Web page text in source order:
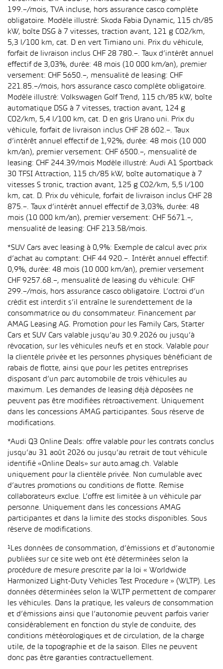
199.–/mois, TVA incluse, hors assurance casco complète
obligatoire. Modèle illustré: Skoda Fabia Dynamic, 115 ch/85
kW, boîte DSG à 7 vitesses, traction avant, 121 g CO2/km,
5,3 l/100 km, cat. D en vert Timiano uni. Prix du véhicule,
forfait de livraison inclus CHF 28 780.–. Taux d’intérêt annuel
effectif de 3,03%, durée: 48 mois (10 000 km/an), premier
versement: CHF 5650.–, mensualité de leasing: CHF
221.85.–/mois, hors assurance casco complète obligatoire.
Modèle illustré: Volkswagen Golf Trend, 115 ch/85 kW, boîte
automatique DSG à 7 vitesses, traction avant, 124 g
CO2/km, 5,4 l/100 km, cat. D en gris Urano uni. Prix du
véhicule, forfait de livraison inclus CHF 28 602.–. Taux
d’intérêt annuel effectif de 1,92%, durée: 48 mois (10 000
km/an), premier versement: CHF 6500.–, mensualité de
leasing: CHF 244.39/mois Modèle illustré: Audi A1 Sportback
30 TFSI Attraction, 115 ch/85 kW, boîte automatique à 7
vitesses S tronic, traction avant, 125 g CO2/km, 5,5 l/100
km, cat. D. Prix du véhicule, forfait de livraison inclus CHF 28
875.–. Taux d’intérêt annuel effectif de 3,03%, durée: 48
mois (10 000 km/an), premier versement: CHF 5671.–,
mensualité de leasing: CHF 213.58/mois.
*SUV Cars avec leasing à 0,9%: Exemple de calcul avec prix
d’achat au comptant: CHF 44 920.–. Intérêt annuel effectif:
0,9%, durée: 48 mois (10 000 km/an), premier versement
CHF 9257.68.–, mensualité de leasing du véhicule: CHF
299.–/mois, hors assurance casco obligatoire. L’octroi d’un
crédit est interdit s’il entraîne le surendettement de la
consommatrice ou du consommateur. Financement par
AMAG Leasing AG. Promotion pour les Family Cars, Starter
Cars et SUV Cars valable jusqu’au 30.9.2026 ou jusqu’à
révocation, sur les véhicules neufs et en stock. Valable pour
la clientèle privée et les personnes physiques bénéficiant de
rabais de flotte, ainsi que pour les petites entreprises
disposant d’un parc automobile de trois véhicules au
maximum. Les demandes de leasing déjà déposées ne
peuvent pas être modifiées rétroactivement. Uniquement
dans les concessions AMAG participantes. Sous réserve de
modifications.
*Audi Q3 Online Deals: offre valable pour les contrats conclus
jusqu’au 31 août 2026 ou jusqu’au retrait de tout véhicule
identifié «Online Deals» sur auto.amag.ch. Valable
uniquement pour la clientèle privée. Non cumulable avec
d’autres promotions ou conditions de flotte. Remise
collaborateurs exclue. L’offre est limitée à un véhicule par
personne. Uniquement dans les concessions AMAG
participantes et dans la limite des stocks disponibles. Sous
réserve de modifications.
¹Les données de consommation, d’émissions et d’autonomie
publiées sur ce site web ont été déterminées selon la
procédure de mesure prescrite par la loi « Worldwide
Harmonized Light-Duty Vehicles Test Procedure » (WLTP). Les
données déterminées selon la WLTP permettent de comparer
les véhicules. Dans la pratique, les valeurs de consommation
et d’émissions ainsi que l’autonomie peuvent parfois varier
considérablement en fonction du style de conduite, des
conditions météorologiques et de circulation, de la charge
utile, de la topographie et de la saison. Elles ne peuvent
donc pas être garanties contractuellement.